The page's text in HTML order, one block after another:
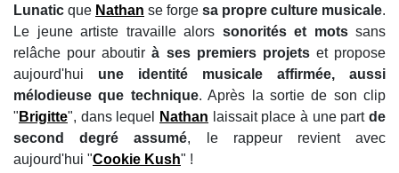
Lunatic que Nathan se forge sa propre culture musicale.
Le jeune artiste travaille alors sonorités et motssans
relâche pour aboutirà ses premiers projetset propose
aujourd'hui une identité musicale affirmée, aussi
mélodieuse que technique. Après la sortie de son clip
" Brigitte", dans lequel Nathan laissait place à une part de
second degré assumé, le rappeur revient avec
aujourd'hui "Cookie Kush" !